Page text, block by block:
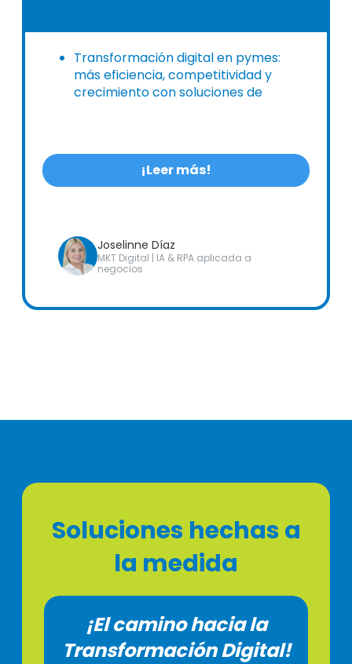
Transformación digital en pymes:
más eficiencia, competitividad y
crecimiento con soluciones de
¡Leer más!
Joselinne Díaz
MKT Digital | IA & RPA aplicada a
negocios
Soluciones hechas a
la medida
¡El camino hacia la
Transformación Digital!